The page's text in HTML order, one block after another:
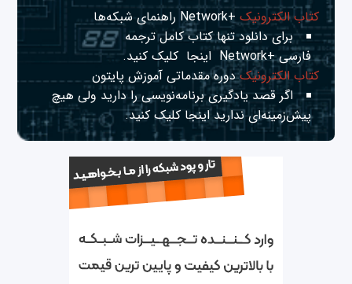
کتاب الکترونیک+Network راهنمای شبکه‌ها
برای دانلود تنها کتاب کامل ترجمه
فارسی +Network
اینجا کلیک کنید.
کتاب الکترونیکدوره مقدماتی آموزش پایتون
اگر قصد یادگیری برنامه‌نویسی را دارید ولی هیچ
پیش‌زمینه‌ای نداریداینجا کلیک کنید.